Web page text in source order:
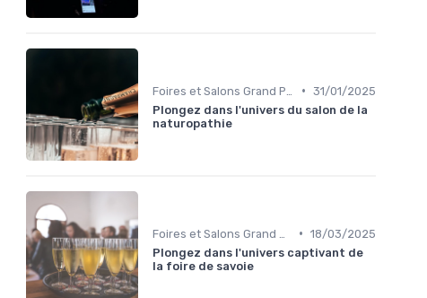
• 31/01/2025
Plongez dans l'univers du salon de la
naturopathie
• 18/03/2025
Plongez dans l'univers captivant de
la foire de savoie